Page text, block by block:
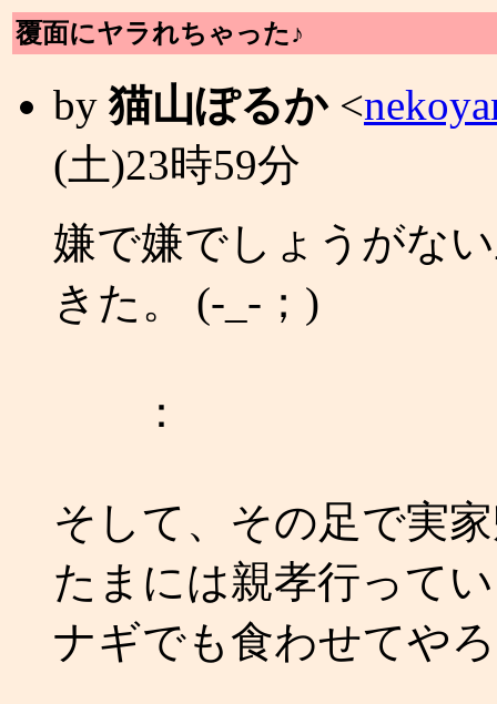
覆面にヤラれちゃった♪
by猫山ぽるか<
(土)23時59分
嫌で嫌でしょうがな
きた。 (-_-；)
：
そして、その足で実
たまには親孝行って
ナギでも食わせてや